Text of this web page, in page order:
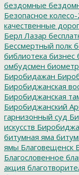
бездомные
Безопасное
качественные
Берл Лазар
Бессмертный полк
библиотека бизнес
омбудсмен
Биробидажан
Биробиджанская
Биробиджанская
Биробиджанский
гарнизонный суд
искусств
битумная яма
ямы Благовещенск
Благословенное
акция